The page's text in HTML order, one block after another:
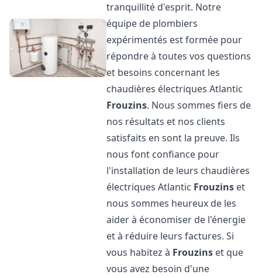
tranquillité d'esprit. Notre
équipe de plombiers
expérimentés est formée pour
répondre à toutes vos questions
et besoins concernant les
chaudières électriques Atlantic
Frouzins. Nous sommes fiers de
nos résultats et nos clients
satisfaits en sont la preuve. Ils
nous font confiance pour
l'installation de leurs chaudières
électriques Atlantic Frouzins et
nous sommes heureux de les
aider à économiser de l'énergie
et à réduire leurs factures. Si
vous habitez à Frouzins et que
vous avez besoin d'une